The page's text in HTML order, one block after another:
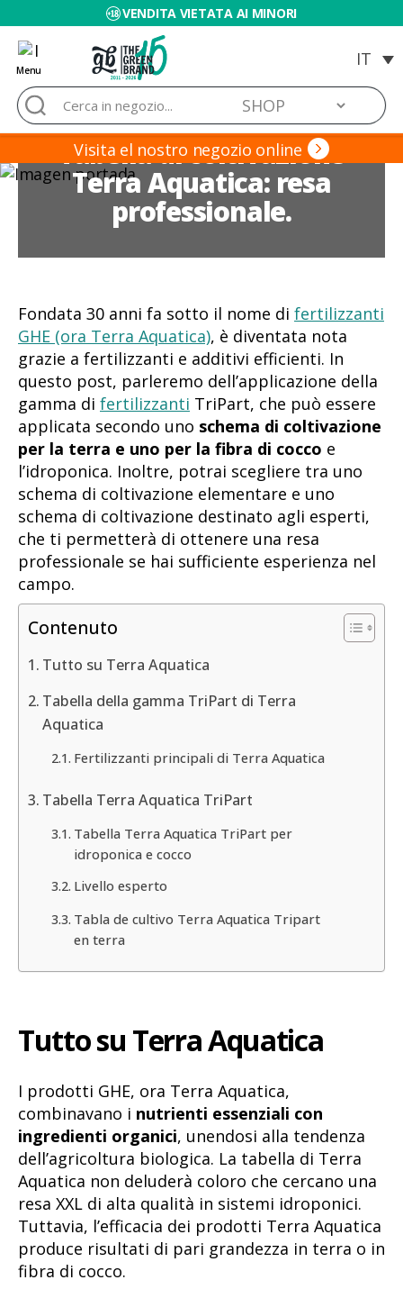
VENDITA VIETATA AI MINORI
Menu
Blog
de
Grow
Barato
Cerca:
Visita el nostro negozio online
Tabella di coltivazione
Terra Aquatica: resa
professionale.
Fondata 30 anni fa sotto il nome di fertilizzanti
GHE (ora Terra Aquatica), è diventata nota
grazie a fertilizzanti e additivi efficienti. In
questo post, parleremo dell’applicazione della
gamma di fertilizzanti TriPart, che può essere
applicata secondo uno schema di coltivazione
per la terra e uno per la fibra di cocco e
l’idroponica. Inoltre, potrai scegliere tra uno
schema di coltivazione elementare e uno
schema di coltivazione destinato agli esperti,
che ti permetterà di ottenere una resa
professionale se hai sufficiente esperienza nel
campo.
Contenuto
Tutto su Terra Aquatica
Tabella della gamma TriPart di Terra
Aquatica
Fertilizzanti principali di Terra Aquatica
Tabella Terra Aquatica TriPart
Tabella Terra Aquatica TriPart per
idroponica e cocco
Livello esperto
Tabla de cultivo Terra Aquatica Tripart
en terra
Tutto su Terra Aquatica
I prodotti GHE, ora Terra Aquatica,
combinavano i nutrienti essenziali con
ingredienti organici, unendosi alla tendenza
dell’agricoltura biologica. La tabella di Terra
Aquatica non deluderà coloro che cercano una
resa XXL di alta qualità in sistemi idroponici.
Tuttavia, l’efficacia dei prodotti Terra Aquatica
produce risultati di pari grandezza in terra o in
fibra di cocco.